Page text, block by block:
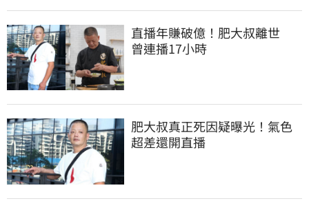
直播年賺破億！肥大叔離世
曾連播17小時
肥大叔真正死因疑曝光！氣色
超差還開直播